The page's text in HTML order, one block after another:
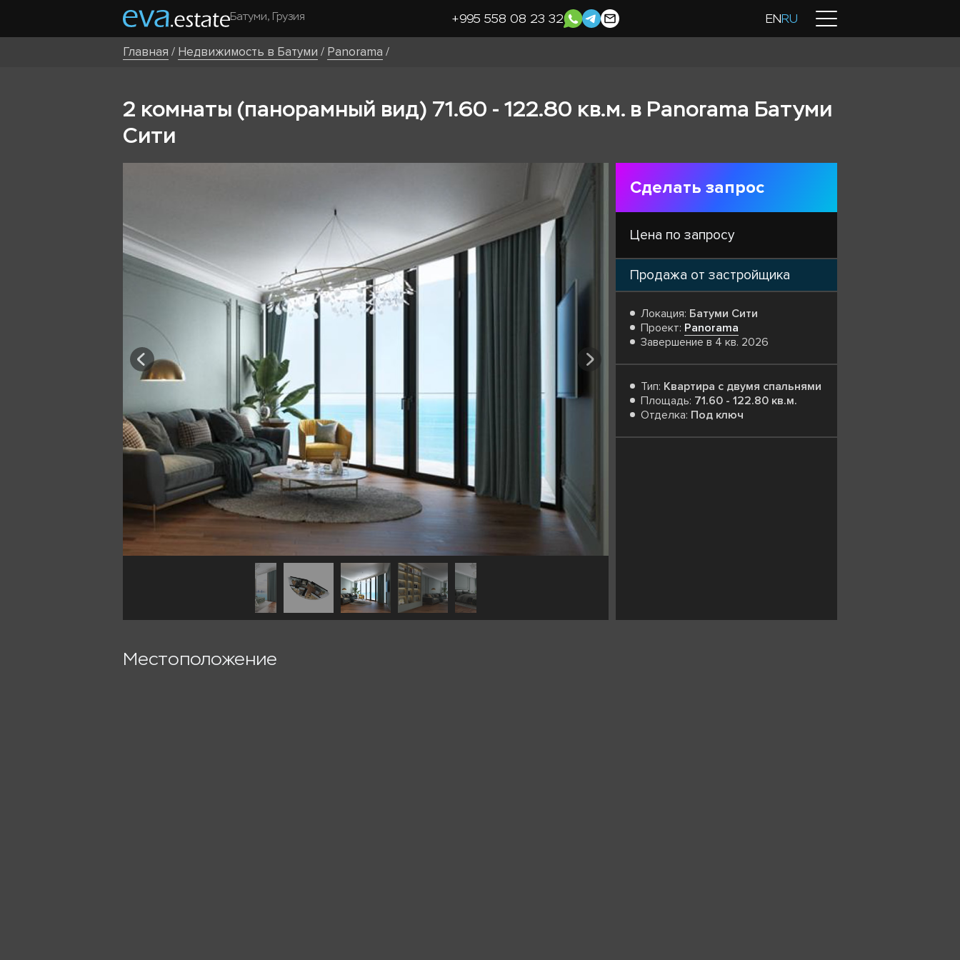
Батуми, Грузия +995 558 08 23 32 ENRU
Главная / Недвижимость в Батуми / Panorama /
2 комнаты (панорамный вид) 71.60 - 122.80 кв.м. в Panorama Батуми
Сити
Сделать запрос
Цена по запросу
Продажа от застройщика
Локация: Батуми Сити
Проект: Panorama
Завершение в 4 кв. 2026
Тип: Квартира с двумя спальнями
Площадь: 71.60 - 122.80 кв.м.
Отделка: Под ключ
Местоположение